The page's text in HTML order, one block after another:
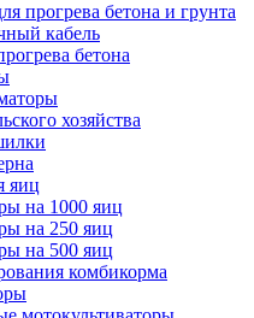
прогрева бетона и грунта
кабель
бетона
хозяйства
яиц
на 1000 яиц
на 250 яиц
на 500 яиц
комбикорма